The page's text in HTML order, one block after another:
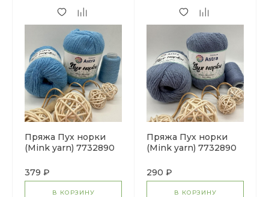
Пряжа Пух норки
(Mink yarn) 7732890
379 ₽
В КОРЗИНУ
Пряжа Пух норки
(Mink yarn) 7732890
290 ₽
В КОРЗИНУ